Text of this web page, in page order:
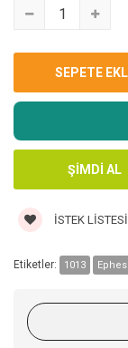
İSTEK
Etiketler: 1013 Ephes